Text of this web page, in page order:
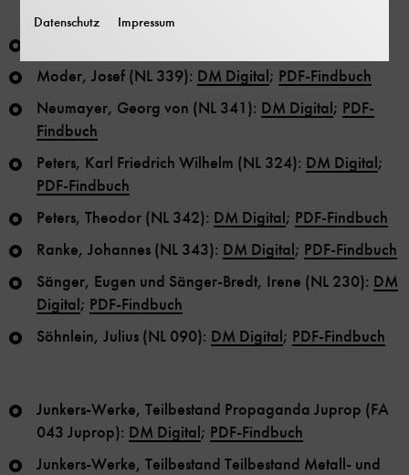
Digitalisaten)
Moder, Josef (NL 339): DM Digital; PDF-Findbuch
Neumayer, Georg von (NL 341): DM Digital; PDF-
Findbuch
Peters, Karl Friedrich Wilhelm (NL 324): DM Digital;
PDF-Findbuch
Peters, Theodor (NL 342): DM Digital; PDF-Findbuch
Ranke, Johannes (NL 343): DM Digital; PDF-Findbuch
Sänger, Eugen und Sänger-Bredt, Irene (NL 230): DM
Digital; PDF-Findbuch
Söhnlein, Julius (NL 090): DM Digital; PDF-Findbuch
Junkers-Werke, Teilbestand Propaganda Juprop (FA
043 Juprop): DM Digital; PDF-Findbuch
Junkers-Werke, Teilbestand Teilbestand Metall- und
Datenschutz Impressum